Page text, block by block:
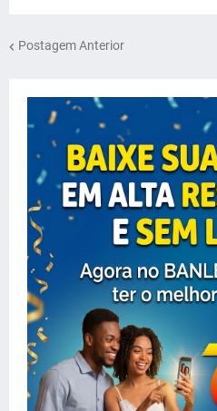
Postagem Anterior